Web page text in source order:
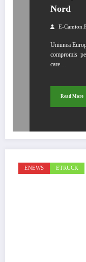
Nord
E-
Uniunea
compromis
care…
Read More
ENEWS ETRUCK